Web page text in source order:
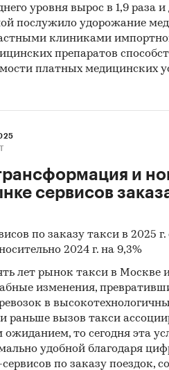
уровня вырос в 1,9 раза и
послужило удорожание
клиниками
препаратов
платных медицинских
и
сервисов
по заказу такси в 2025 г.
2024 г. на 9,3%
лет рынок такси в Москве
изменения,
в
раньше вызов такси
то сегодня эта
удобной благодаря
по заказу поездок,